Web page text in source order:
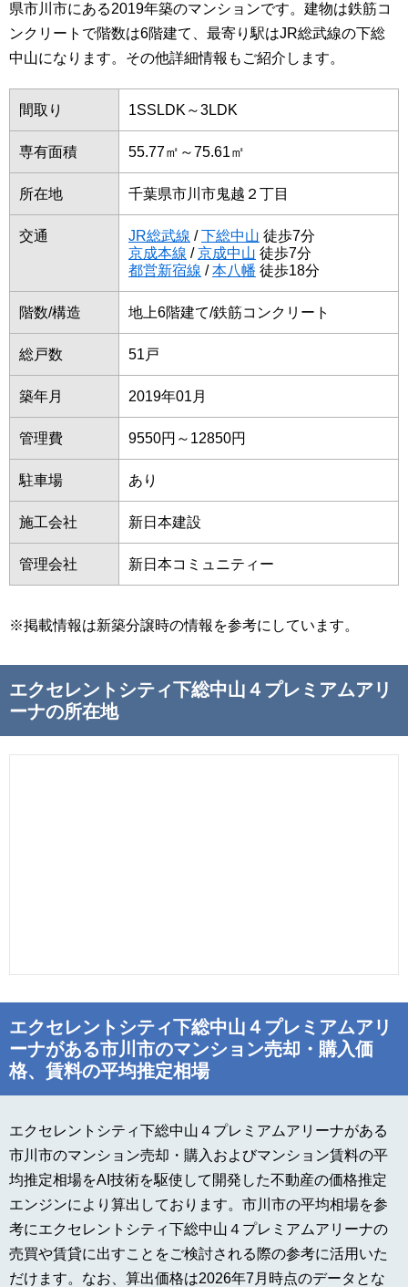
県市川市にある2019年築のマンションです。建物は鉄筋コ
ンクリートで階数は6階建て、最寄り駅はJR総武線の下総
中山になります。その他詳細情報もご紹介します。
間取り 1SSLDK～3LDK
専有面積 55.77㎡～75.61㎡
所在地 千葉県市川市鬼越２丁目
交通 JR総武線 /下総中山 徒歩7分
京成本線 /京成中山 徒歩7分
都営新宿線 /本八幡 徒歩18分
階数/構造 地上6階建て/鉄筋コンクリート
総戸数 51戸
築年月 2019年01月
管理費 9550円～12850円
駐車場 あり
施工会社 新日本建設
管理会社 新日本コミュニティー
※掲載情報は新築分譲時の情報を参考にしています。
エクセレントシティ下総中山４プレミアムアリ
ーナの所在地
エクセレントシティ下総中山４プレミアムアリ
ーナがある市川市のマンション売却・購入価
格、賃料の平均推定相場
エクセレントシティ下総中山４プレミアムアリーナがある
市川市のマンション売却・購入およびマンション賃料の平
均推定相場をAI技術を駆使して開発した不動産の価格推定
エンジンにより算出しております。市川市の平均相場を参
考にエクセレントシティ下総中山４プレミアムアリーナの
売買や賃貸に出すことをご検討される際の参考に活用いた
だけます。なお、算出価格は2026年7月時点のデータとな